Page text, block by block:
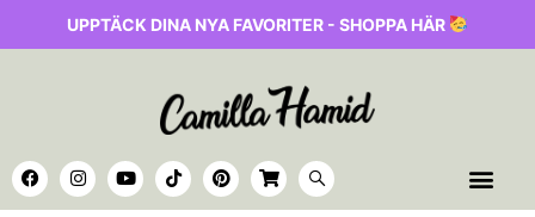
UPPTÄCK DINA NYA FAVORITER - SHOPPA HÄR